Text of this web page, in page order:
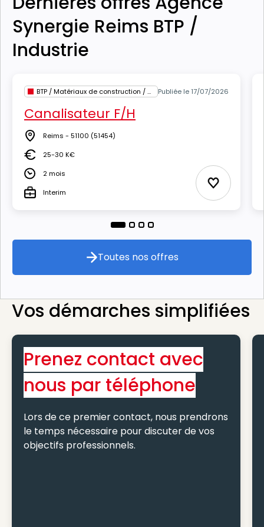
Synergie Reims BTP /
Industrie
BTP / Matériaux de construction / Architecture Publiée le 17/07/2026
Canalisateur F/H
Lieu Reims - 51100 (51454)
Salaire25-30 K€
Durée2 mois
TypeInterim Ajouter
Toutes nos offres
Toutes nos offres
Vos démarches simplifiées
Prenez contact avec
nous par téléphone
Lors de ce premier contact, nous prendrons
le temps nécessaire pour discuter de vos
objectifs professionnels.